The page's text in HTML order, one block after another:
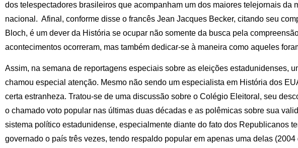
dos telespectadores brasileiros que acompanham um dos maiores telejornais da
nacional. Afinal, conforme disse o francês Jean Jacques Becker, citando seu
Bloch, é um dever da História se ocupar não somente da busca pela
acontecimentos ocorreram, mas também dedicar-se à maneira como aqueles
Assim, na semana de reportagens especiais sobre as eleições estadunidenses,
chamou especial atenção. Mesmo não sendo um especialista em História dos
certa estranheza. Tratou-se de uma discussão sobre o Colégio Eleitoral, seu
o chamado voto popular nas últimas duas décadas e as polêmicas sobre sua
sistema político estadunidense, especialmente diante do fato dos Republicanos
governado o país três vezes, tendo respaldo popular em apenas uma delas (2004